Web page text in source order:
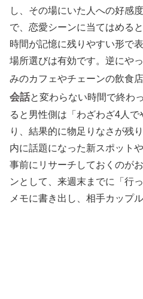
し、その場にいた人への好感
で、恋愛シーンに当てはめる
時間が記憶に残りやすい形で
場所選びは有効です。逆にや
みのカフェやチェーンの飲食
会話と変わらない時間で終わ
ると男性側は「わざわざ4人
り、結果的に物足りなさが残
内に話題になった新スポット
事前にリサーチしておくのが
ンとして、来週末までに「行
メモに書き出し、相手カップ